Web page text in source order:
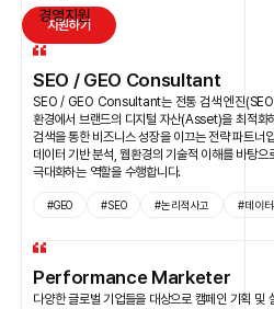
편하게 의견을 나누고, 서로 믿고 맡기며, 전문성을
응원합니다. (구성원을 위한 새로운 시도들이 생기
아티언스를 목표하고 있다면 망설이지 말고 도전
HR 담당
경영지원
지원하기
SEO / GEO Consultant
SEO / GEO Consultant는 전통 검색 엔진
환경에서 브랜드의 디지털 자산(Asset)을 최적화
검색을 통한 비즈니스 성장을 이끄는 전략 파트너
데이터 기반 분석, 웹환경의 기술적 이해를 바탕으
극대화하는 역할을 수행합니다.
#GEO #SEO #논리적사고 #데이터
Performance Marketer
다양한 글로벌 기업들을 대상으로 캠페인 기획 및